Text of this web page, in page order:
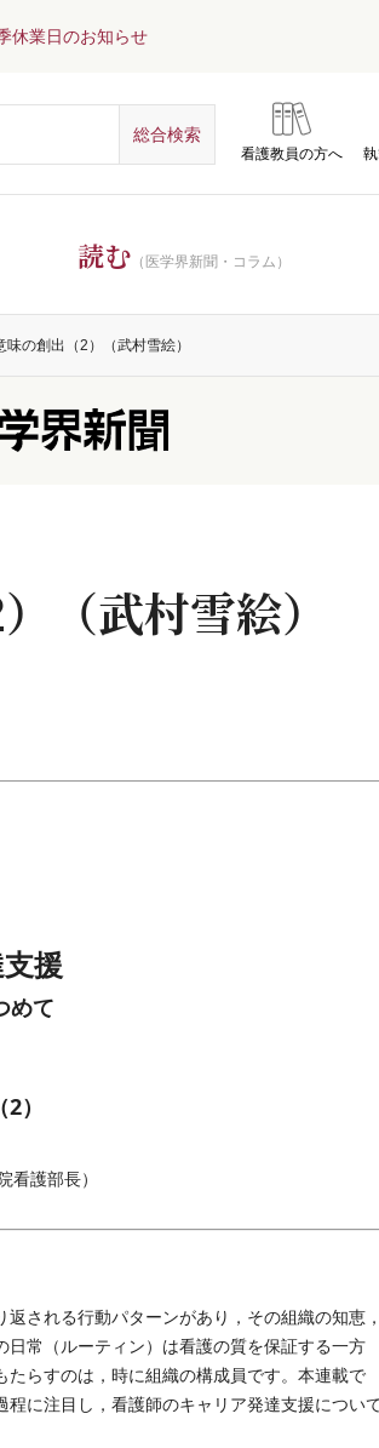
休業日のお知らせ
看護教員の方へ
読む （医学界新聞・コラム）
の創出（2）（武村雪絵）
（武村雪絵）
援
めて
）
看護部長）
される行動パターンがあり，その組織の知恵，
常（ルーティン）は看護の質を保証する一方
らすのは，時に組織の構成員です。本連載で
に注目し，看護師のキャリア発達支援につい